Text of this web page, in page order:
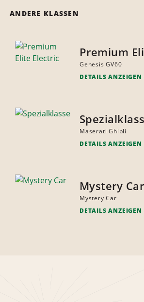
ANDERE KLASSEN
Premium
Genesis GV60
DETAILS ANZEIGEN
Maserati Ghibli
DETAILS ANZEIGEN
Mystery Car
Mystery Car
DETAILS ANZEIGEN